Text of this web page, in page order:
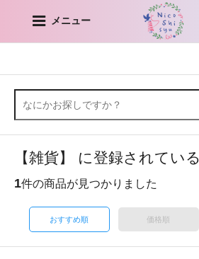
メニュー
【雑貨】 に登録されてい
1件の商品が見つかりました
おすすめ順 価格順